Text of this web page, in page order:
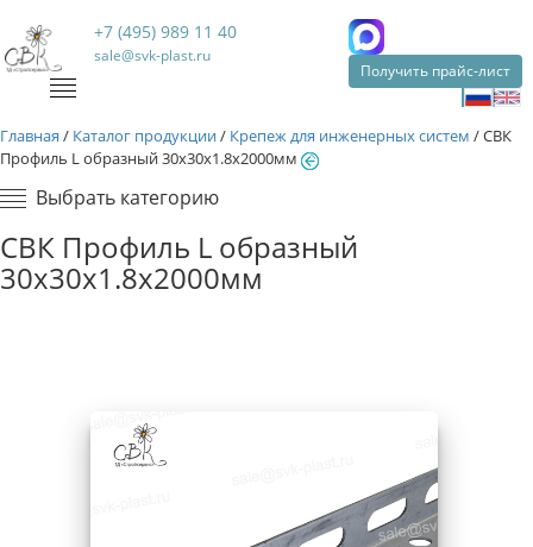
+7 (495) 989 11 40
sale@svk-plast.ru
Получить прайс-лист
Главная / Каталог продукции/ Крепеж для инженерных систем /СВК
Профиль L образный 30х30х1.8х2000мм
Выбрать категорию
СВК Профиль L образный
30х30х1.8х2000мм